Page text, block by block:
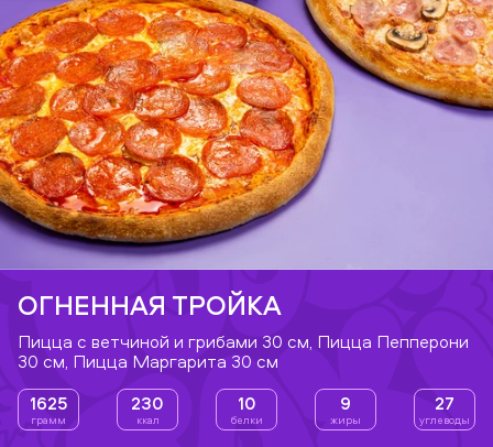
ОГНЕННАЯ ТРОЙКА
Пицца с ветчиной и грибами 30 см, Пицца Пепперони
30 см, Пицца Маргарита 30 см
1625
грамм
230
ккал
10
белки
9
жиры
27
углеводы